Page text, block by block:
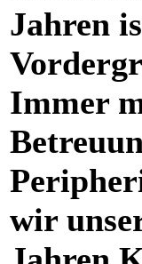
Jahren
Immer
wir